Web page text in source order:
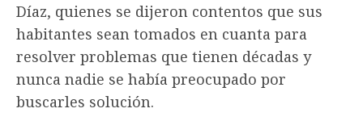
Díaz, quienes se dijeron contentos que sus
habitantes sean tomados en cuanta para
resolver problemas que tienen décadas y
nunca nadie se había preocupado por
buscarles solución.